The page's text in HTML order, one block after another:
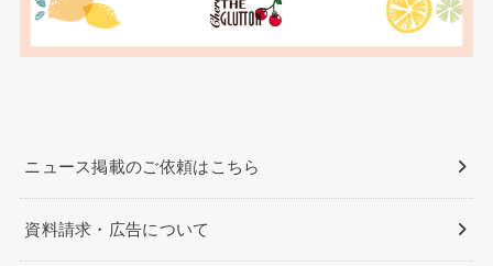
ニュース掲載のご依頼はこちら
資料請求・広告について